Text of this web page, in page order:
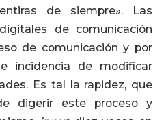
de siempre». Las
de comunicación
de comunicación y por
incidencia de modificar
Es tal la rapidez, que
digerir este proceso y